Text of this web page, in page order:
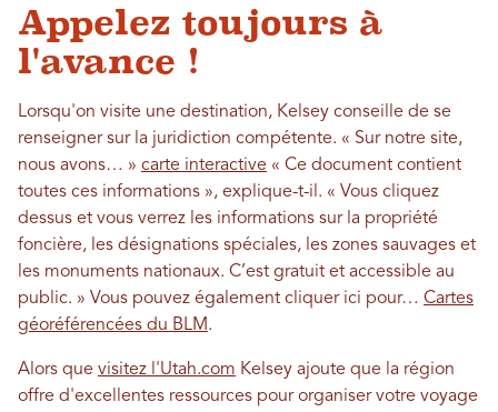
Appelez toujours à
l'avance !
Lorsqu'on visite une destination, Kelsey conseille de se
renseigner sur la juridiction compétente. « Sur notre site,
nous avons… » carte interactive « Ce document contient
toutes ces informations », explique-t-il. « Vous cliquez
dessus et vous verrez les informations sur la propriété
foncière, les désignations spéciales, les zones sauvages et
les monuments nationaux. C’est gratuit et accessible au
public. » Vous pouvez également cliquer ici pour… Cartes
géoréférencées du BLM.
Alors que visitez l'Utah.com Kelsey ajoute que la région
offre d'excellentes ressources pour organiser votre voyage